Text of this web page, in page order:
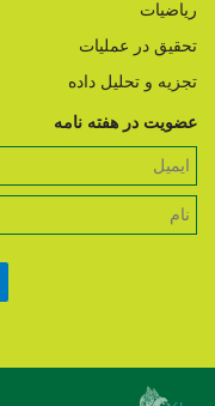
ریاضیات
تحقیق در عملیات
تجزیه و تحلیل داده
عضویت در هفته نامه